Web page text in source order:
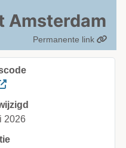
Amsterdam
Permanente link
2026